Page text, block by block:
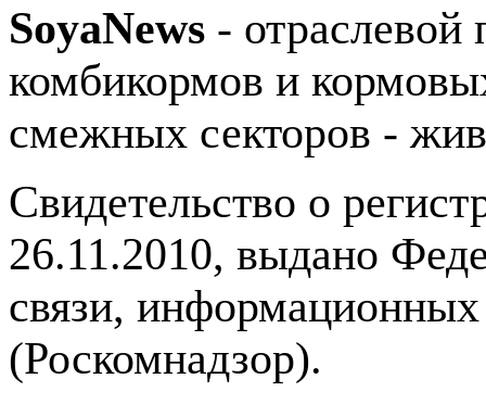
SoyaNews - отраслевой
комбикормов и
смежных секторов -
Свидетельство о
26.11.2010, выдано
связи,
(Роскомнадзор).